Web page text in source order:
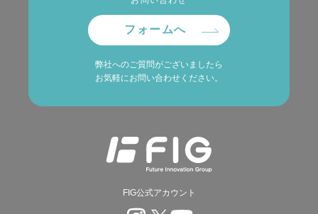
フォームへ
弊社へのご質問がございましたら
お気軽にお問い合わせください。
FIG公式アカウント